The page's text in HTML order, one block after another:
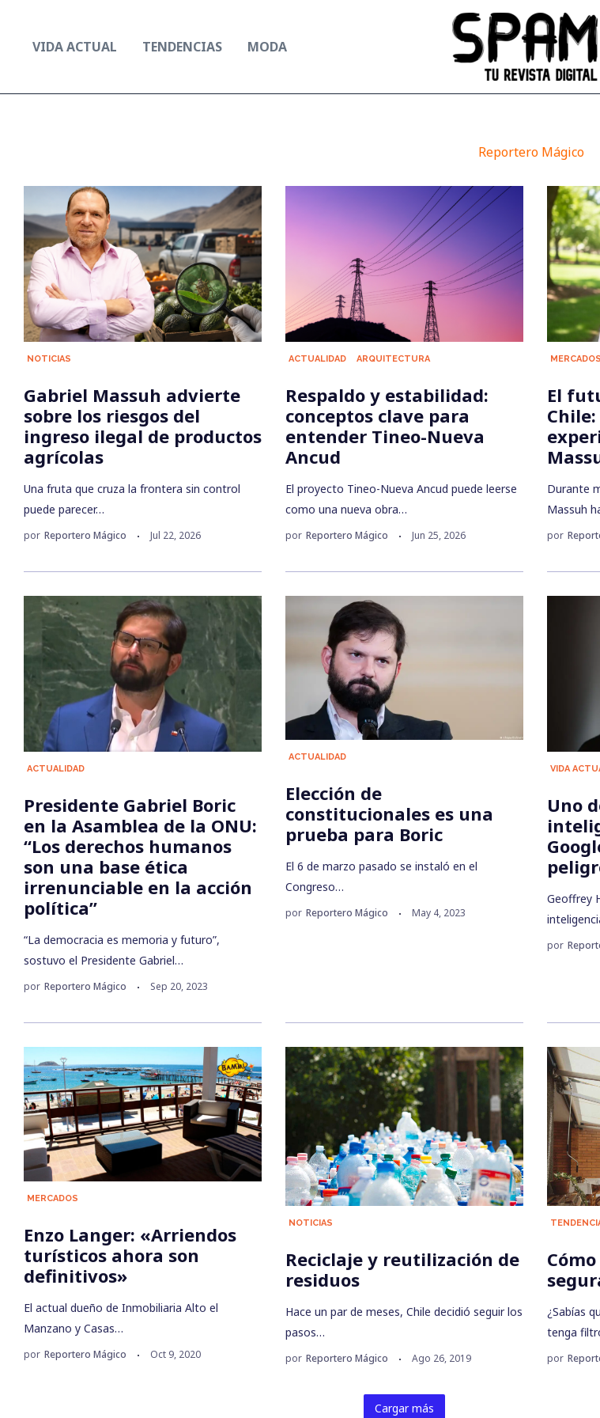
contenidoVIDA ACTUAL TENDENCIAS MODA
Reportero Mágico
NOTICIAS
Gabriel Massuh advierte
sobre los riesgos del
ingreso ilegal de productos
agrícolas
Una fruta que cruza la frontera sin control
puede parecer…
por Reportero Mágico Jul 22, 2026
ACTUALIDAD ARQUITECTURA
Respaldo y estabilidad:
conceptos clave para
entender Tineo-Nueva
Ancud
El proyecto Tineo-Nueva Ancud puede leerse
como una nueva obra…
por Reportero Mágico Jun 25, 2026
MERCADOS
El
Durante
Massuh
por
ACTUALIDAD
Presidente Gabriel Boric
en la Asamblea de la ONU:
“Los derechos humanos
son una base ética
irrenunciable en la acción
política”
“La democracia es memoria y futuro”,
sostuvo el Presidente Gabriel…
por Reportero Mágico Sep 20, 2023
ACTUALIDAD
Elección de
constitucionales es una
prueba para Boric
El 6 de marzo pasado se instaló en el
Congreso…
por Reportero Mágico May 4, 2023
VIDA
Uno
Geoffrey
por
MERCADOS
Enzo Langer: «Arriendos
turísticos ahora son
definitivos»
El actual dueño de Inmobiliaria Alto el
Manzano y Casas…
por Reportero Mágico Oct 9, 2020
NOTICIAS
Reciclaje y reutilización de
residuos
Hace un par de meses, Chile decidió seguir los
pasos…
por Reportero Mágico Ago 26, 2019
¿Sabías
tenga
por
Cargar más